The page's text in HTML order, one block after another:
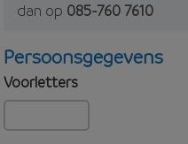
dan op 085-760 7610
Persoonsgegevens
Voorletters